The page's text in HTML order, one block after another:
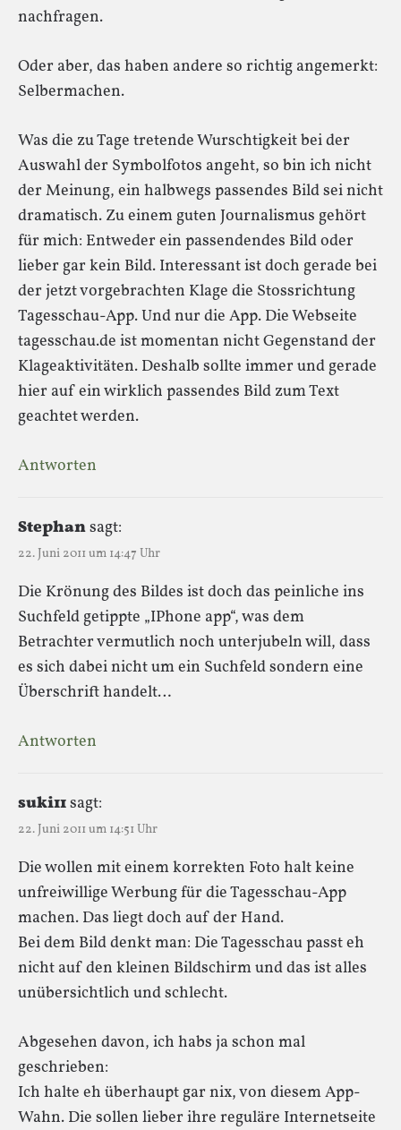
nachfragen.
Oder aber, das haben andere so richtig angemerkt:
Selbermachen.
Was die zu Tage tretende Wurschtigkeit bei der
Auswahl der Symbolfotos angeht, so bin ich nicht
der Meinung, ein halbwegs passendes Bild sei nicht
dramatisch. Zu einem guten Journalismus gehört
für mich: Entweder ein passendendes Bild oder
lieber gar kein Bild. Interessant ist doch gerade bei
der jetzt vorgebrachten Klage die Stossrichtung
Tagesschau-App. Und nur die App. Die Webseite
tagesschau.de ist momentan nicht Gegenstand der
Klageaktivitäten. Deshalb sollte immer und gerade
hier auf ein wirklich passendes Bild zum Text
geachtet werden.
Antworten
Stephansagt:
22. Juni 2011 um 14:47 Uhr
Die Krönung des Bildes ist doch das peinliche ins
Suchfeld getippte „IPhone app“, was dem
Betrachter vermutlich noch unterjubeln will, dass
es sich dabei nicht um ein Suchfeld sondern eine
Überschrift handelt…
Antworten
suki11sagt:
22. Juni 2011 um 14:51 Uhr
Die wollen mit einem korrekten Foto halt keine
unfreiwillige Werbung für die Tagesschau-App
machen. Das liegt doch auf der Hand.
Bei dem Bild denkt man: Die Tagesschau passt eh
nicht auf den kleinen Bildschirm und das ist alles
unübersichtlich und schlecht.
Abgesehen davon, ich habs ja schon mal
geschrieben:
Ich halte eh überhaupt gar nix, von diesem App-
Wahn. Die sollen lieber ihre reguläre Internetseite